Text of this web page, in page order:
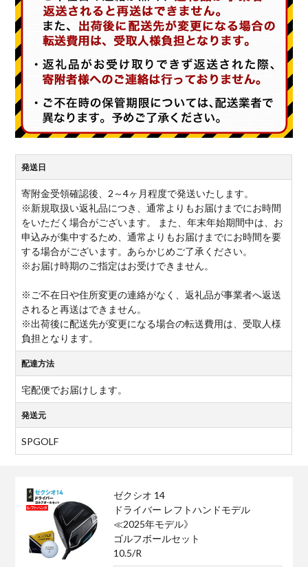
発送日
寄附金受領確認後、2～4ヶ月程度で発送いたします。
※新規取扱い返礼品につき、通常よりもお届けまでにお時間
をいただく場合がございます。 また、年末年始期間中は、お
申込みが集中するため、通常よりもお届けまでにお時間を要
する場合がございます。あらかじめご了承ください。
※お届け時期のご指定はお受けできません。
※ご不在日や住所変更の連絡がなく、返礼品が事業者へ返送
されると再送はできません。
※出荷後に配送先が変更になる場合の転送費用は、受取人様
負担となります。
配達方法
宅配便でお届けします。
発送元
SPGOLF
ゼクシオ 14
ドライバー レフトハンドモデル
≪2025年モデル》
ゴルフボールセット
10.5/R